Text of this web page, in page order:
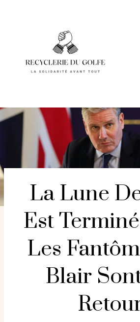
La Lune
Est
Les
Blair